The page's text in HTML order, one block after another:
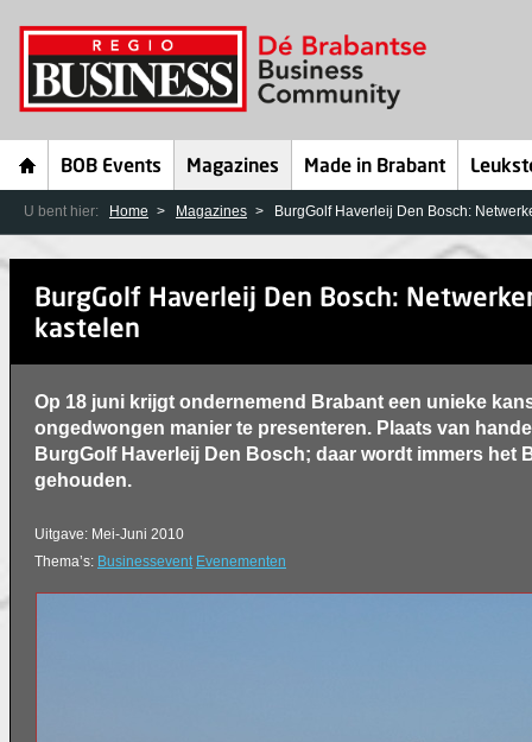
BOB Events Magazines Made in Brabant
U bent hier: Home Magazines BurgGolf Haverleij Den Bosch:
BurgGolf Haverleij Den Bosch:
kastelen
Op 18 juni krijgt ondernemend Brabant een unieke
ongedwongen manier te presenteren. Plaats van
BurgGolf Haverleij Den Bosch; daar wordt immers het
gehouden.
Uitgave: Mei-Juni 2010
Thema’s: Businessevent Evenementen